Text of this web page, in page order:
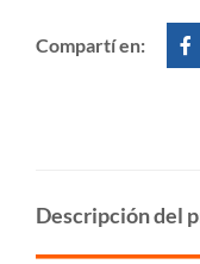
Compartí en:
Descripción del